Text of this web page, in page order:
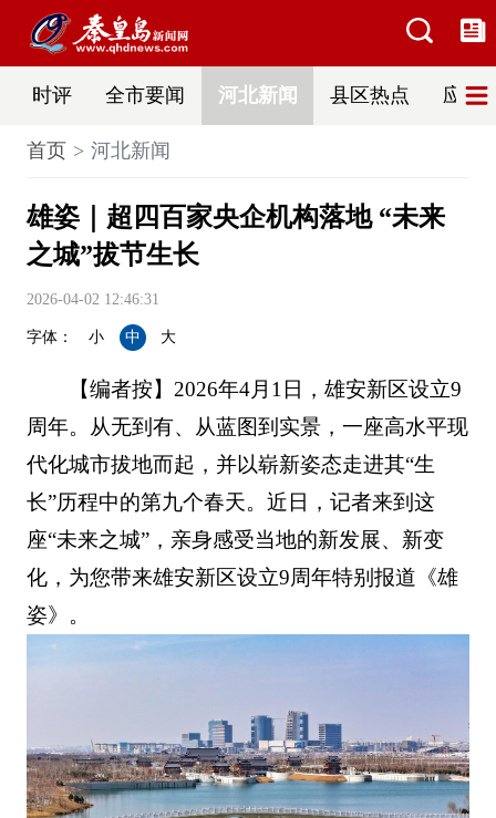
时评 全市要闻 河北新闻 县区热点 应急
首页 河北新闻
雄姿｜超四百家央企机构落地 “未来
之城”拔节生长
2026-04-02 12:46:31
字体： 小 中 大
【编者按】2026年4月1日，雄安新区设立9
周年。从无到有、从蓝图到实景，一座高水平现
代化城市拔地而起，并以崭新姿态走进其“生
长”历程中的第九个春天。近日，记者来到这
座“未来之城”，亲身感受当地的新发展、新变
化，为您带来雄安新区设立9周年特别报道《雄
姿》。